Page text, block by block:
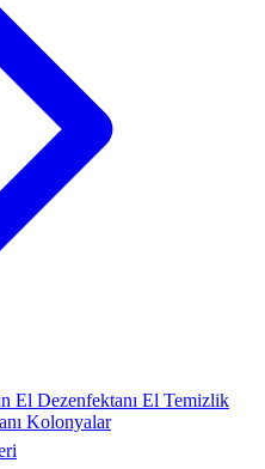
El Dezenfektanı El Temizlik
Kolonyalar